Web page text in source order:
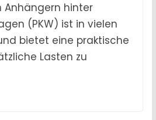
Anhängern hinter
(PKW) ist in vielen
bietet eine praktische
Lasten zu